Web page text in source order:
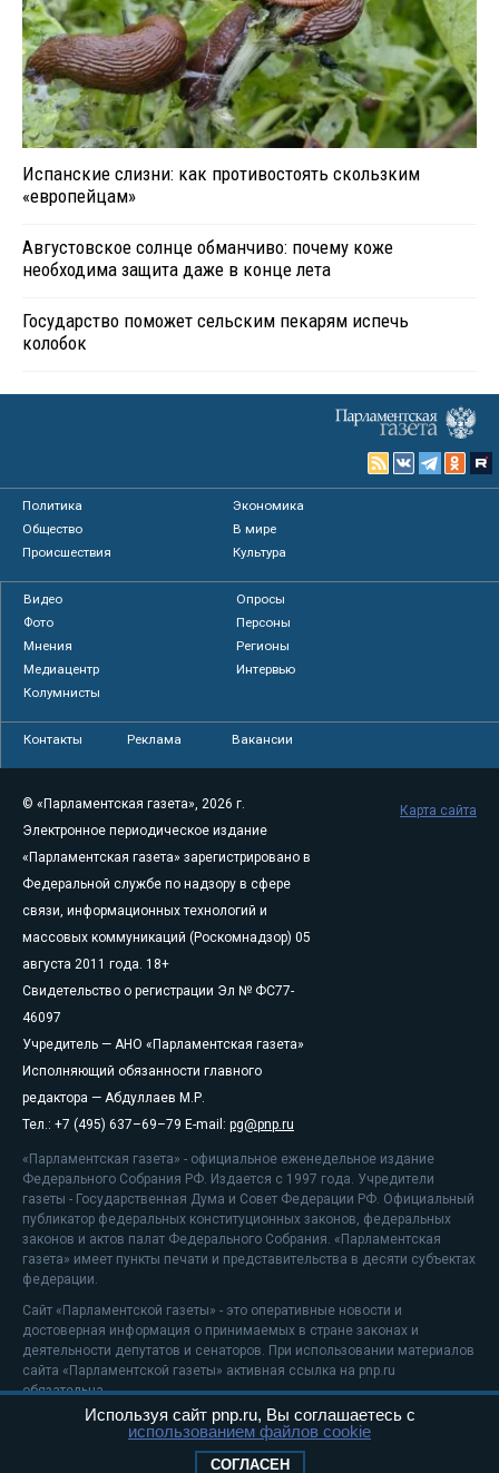
Испанские слизни: как противостоять скользким
«европейцам»
Августовское солнце обманчиво: почему коже
необходима защита даже в конце лета
Государство поможет сельским пекарям испечь
колобок
Политика
Экономика
Общество
В мире
Происшествия
Культура
Видео
Опросы
Фото
Персоны
Мнения
Регионы
Медиацентр
Интервью
Колумнисты
Контакты Реклама Вакансии
© «Парламентская газета», 2026 г.
Электронное периодическое издание
«Парламентская газета» зарегистрировано в
Федеральной службе по надзору в сфере
связи, информационных технологий и
массовых коммуникаций (Роскомнадзор) 05
августа 2011 года. 18+
Свидетельство о регистрации Эл № ФС77-
46097
Учредитель — АНО «Парламентская газета»
Исполняющий обязанности главного
редактора — Абдуллаев М.Р.
Тел.: +7 (495) 637–69–79 E-mail: pg@pnp.ru
«Парламентская газета» - официальное еженедельное издание
Федерального Собрания РФ. Издается с 1997 года. Учредители
газеты - Государственная Дума и Совет Федерации РФ. Официальный
публикатор федеральных конституционных законов, федеральных
законов и актов палат Федерального Собрания. «Парламентская
газета» имеет пункты печати и представительства в десяти субъектах
федерации.
Сайт «Парламентской газеты» - это оперативные новости и
достоверная информация о принимаемых в стране законах и
деятельности депутатов и сенаторов. При использовании материалов
сайта «Парламентской газеты» активная ссылка на pnp.ru
обязательна.
На информационном ресурсе применяютсярекомендательные
Положение о защите персональных данных
Карта сайта
Используя сайт pnp.ru, Вы соглашаетесь с
использованием файлов cookie
СОГЛАСЕН